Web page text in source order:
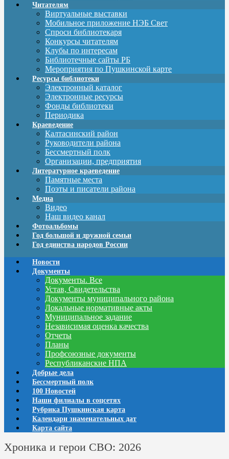
Читателям
Виртуальные выставки
Мобильное приложение НЭБ Свет
Спроси библиотекаря
Конкурсы читателям
Клубы по интересам
Библиотечные сайты РБ
Мероприятия по Пушкинской карте
Ресурсы библиотеки
Электронный каталог
Электронные ресурсы
Фонды библиотеки
Периодика
Краеведение
Калтасинский район
Руководители района
Бессмертный полк
Организации, предприятия
Литературное краеведение
Памятные места
Поэты и писатели района
Медиа
Видео
Наш видео канал
Фотоальбомы
Год большой и дружной семьи
Год единства народов России
Новости
Документы
Документы. Все
Устав, Свидетельства
Документы муниципального района
Локальные нормативные акты
Муниципальное задание
Независимая оценка качества
Отчеты
Планы
Профсоюзные документы
Республиканские НПА
Добрые дела
Бессмертный полк
100 Новостей
Наши филиалы в соцсетях
Рубрика Пушкинская карта
Календари знаменательных дат
Карта сайта
Хроника и герои СВО: 2026